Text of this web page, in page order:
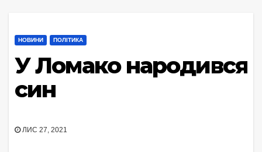
НОВИНИ ПОЛІТИКА
У Ломако народився
син
ЛИС 27, 2021